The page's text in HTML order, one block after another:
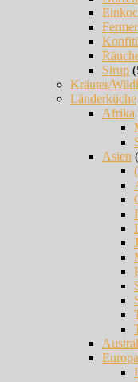
Sirup
Kräuter/
Länderküche
Afrika
Asien
Europa